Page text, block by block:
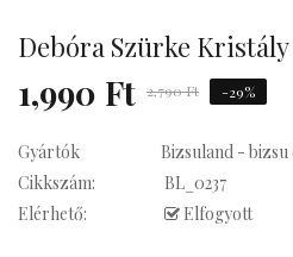
Debóra Szürke
1,990 Ft 2,790 Ft -29%
Gyártók
Bizsuland - bizsu
Cikkszám:
BL_0237
Elérhető:
Elfogyott